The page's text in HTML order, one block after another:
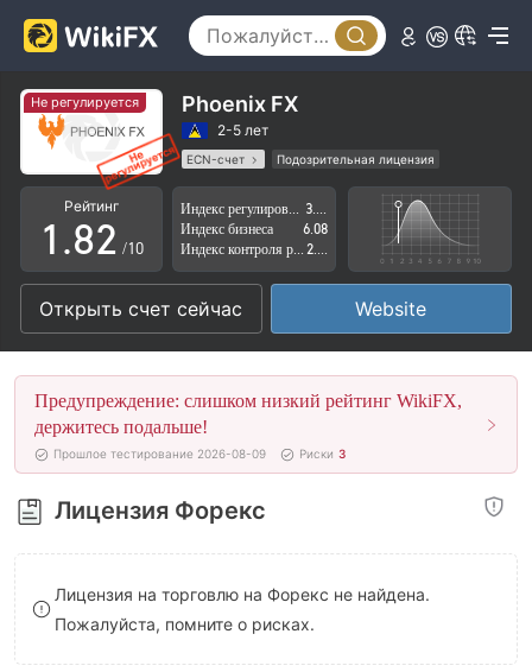
Не регулируется Phoenix FX
2-5 лет
ECN-счет
Подозрительная лицензия
Регион деятельности подозрителен
Высокие потенциальные риски
Рейтинг
0
1
2
3
4
5
6
7
8
9
.
4
5
6
7
8
9
0
1
2
3
4
5
6
7
8
9
/10
Индекс бизнеса
6.08
Открыть счет сейчас Website
Предупреждение: слишком низкий рейтинг WikiFX,
держитесь подальше!
Прошлое тестирование 2026-08-09 Риски 3
Лицензия Форекс
Лицензия на торговлю на Форекс не найдена.
Пожалуйста, помните о рисках.